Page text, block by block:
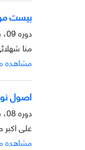
بیست
دوره 09، شماره 2، آذر 1398، صفحه
منا
مشاهده
اصول
دوره 08، شماره 2، آذر 1397، صفحه
علی اکبر
مشاهده